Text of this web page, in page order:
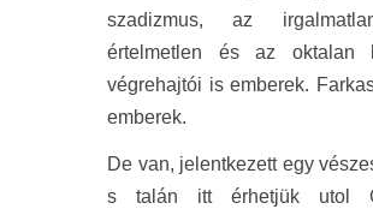
szadizmus, az
értelmetlen és az oktalan
végrehajtói is emberek.
emberek.
De van, jelentkezett egy
s talán itt érhetjük utol